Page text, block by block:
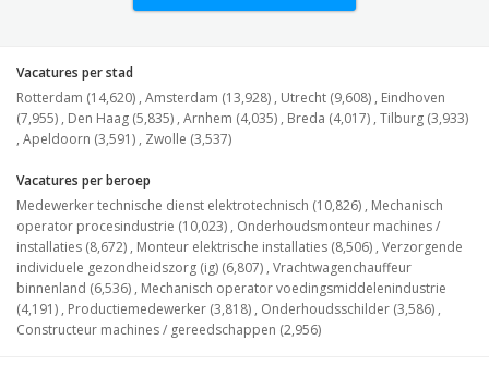
Vacatures per stad
Rotterdam (14,620) , Amsterdam (13,928) , Utrecht (9,608) , Eindhoven
(7,955) , Den Haag (5,835) , Arnhem (4,035) , Breda (4,017) , Tilburg (3,933)
, Apeldoorn (3,591) , Zwolle (3,537)
Vacatures per beroep
Medewerker technische dienst elektrotechnisch (10,826) , Mechanisch
operator procesindustrie (10,023) , Onderhoudsmonteur machines /
installaties (8,672) , Monteur elektrische installaties (8,506) , Verzorgende
individuele gezondheidszorg (ig) (6,807) , Vrachtwagenchauffeur
binnenland (6,536) , Mechanisch operator voedingsmiddelenindustrie
(4,191) , Productiemedewerker (3,818) , Onderhoudsschilder (3,586) ,
Constructeur machines / gereedschappen (2,956)